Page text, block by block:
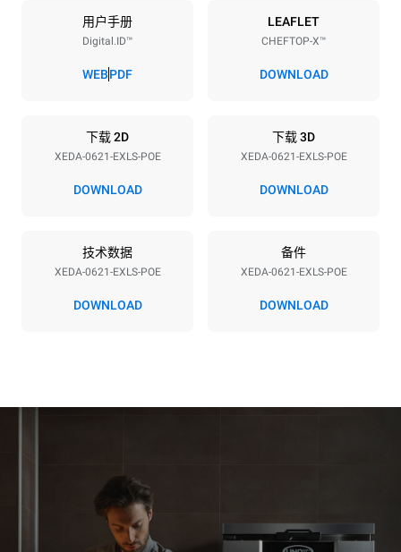
6 GN 2/1
烤盘间距
电压
380-415V 3N~ / 220-240V
3~
功率
23,1 kW
50 / 60 Hz 不包括
连接到的电网的能源组合；
假设每天使用烤箱(365天/年)：
6次满载烤鸡
6 次满载蒸汽烹饪
7次长时清洗
用户手册
Digital.ID™
WEBPDF
LEAFLET
CHEFTOP-X™
DOWNLOAD
下载 2D
XEDA-0621-EXLS-POE
DOWNLOAD
下载 3D
XEDA-0621-EXLS-POE
DOWNLOAD
技术数据
XEDA-0621-EXLS-POE
DOWNLOAD
备件
XEDA-0621-EXLS-POE
DOWNLOAD